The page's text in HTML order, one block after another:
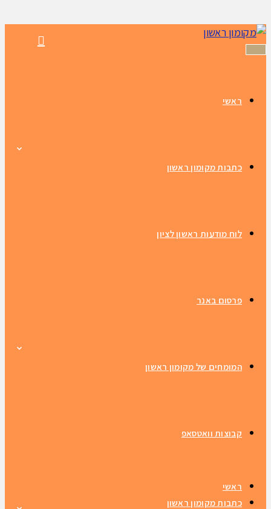
תפריט
ראשי
כתבות מקומון ראשון
לוח מודעות ראשון לציון
פרסום באנר
המומחים של מקומון ראשון
קבוצות וואטסאפ
ראשי
כתבות מקומון ראשון